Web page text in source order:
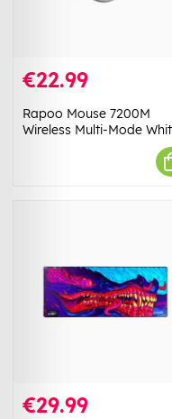
€22.99
Rapoo Mouse 7200M
Wireless Multi-Mode
€29.99